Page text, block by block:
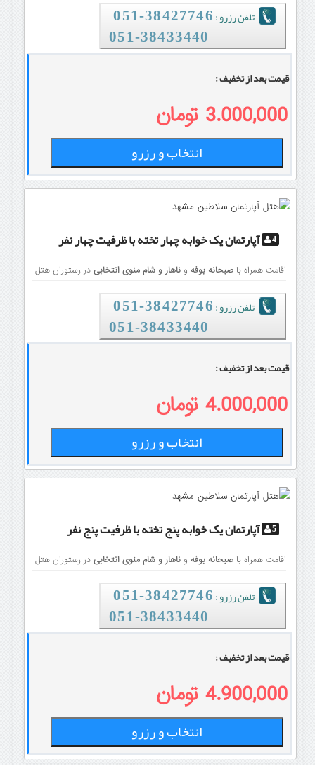
تلفن رزرو : 38427746-051
051-38433440
قیمت بعد از تخفیف :
3.000,000 تومان
انتخاب و رزرو
4 آپارتمان یک خوابه چهار تختهبا ظرفیت چهار نفر
اقامت همراه با صبحانه بوفه و ناهار و شام منوی انتخابیدر رستوران هتل
تلفن رزرو : 38427746-051
051-38433440
قیمت بعد از تخفیف :
4.000,000 تومان
انتخاب و رزرو
5 آپارتمان یک خوابه پنج تختهبا ظرفیت پنج نفر
اقامت همراه با صبحانه بوفه و ناهار و شام منوی انتخابیدر رستوران هتل
تلفن رزرو : 38427746-051
051-38433440
قیمت بعد از تخفیف :
4.900,000 تومان
انتخاب و رزرو